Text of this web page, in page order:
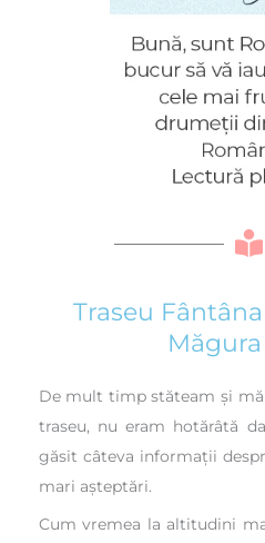
Traseu
De mult timp stăteam și
traseu, nu eram hotărâtă
găsit câteva informații
mari așteptări.
Cum vremea la altitudini